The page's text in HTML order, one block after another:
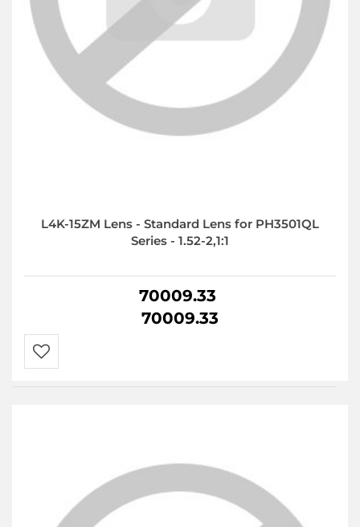
L4K-15ZM Lens - Standard Lens for PH3501QL
Series - 1.52-2,1:1
70009.33
70009.33